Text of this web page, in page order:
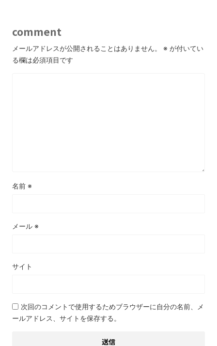
comment
メールアドレスが公開されることはありません。 ※ が付いてい
る欄は必須項目です
名前 ※
メール ※
サイト
次回のコメントで使用するためブラウザーに自分の名前、メ
ールアドレス、サイトを保存する。